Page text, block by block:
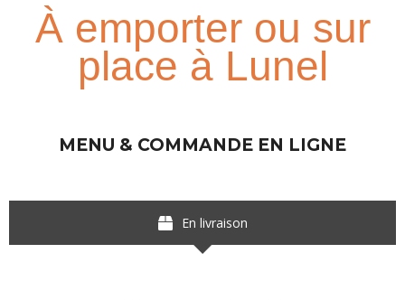
À emporter ou sur
place à Lunel
MENU & COMMANDE EN LIGNE
En livraison